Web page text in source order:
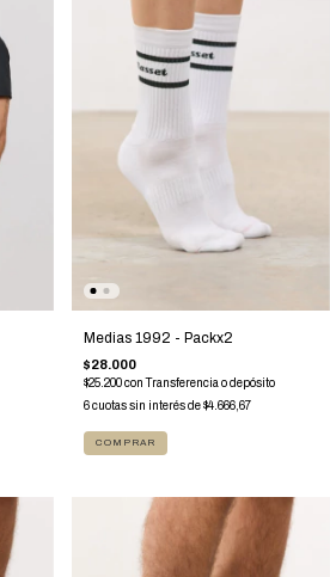
Medias 1992 - Packx2
$28.000
$25.200con
Transferencia o depósito
6 cuotas sin interés de$4.666,67
COMPRAR